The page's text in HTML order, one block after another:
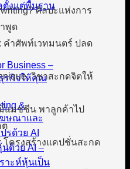
ตั้งแต่พื้นฐาน
Business –
รกิจให้คุณ
&
ฆษณาและ
รด้วย AI
ด้วย AI –
าะห์หุ้นเป็น
ศิลปะแห่งการ
พูด
คำศัพท์เวทมนตร์ ปลด
วิชาสะกดจิตให้
แมชชีน พาลูกค้าไป
ต
โครงสร้างแคปชั่นสะกด